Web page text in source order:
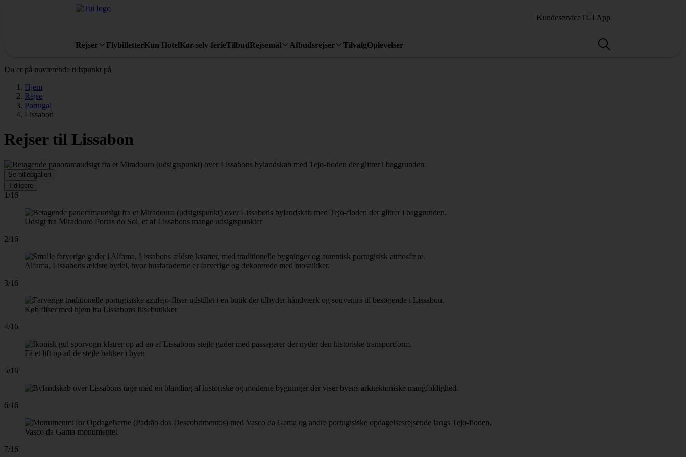
KundeserviceTUI App
Rejser FlybilletterKun HotelKør-selv-ferieTilbudRejsemål Afbudsrejser TilvalgOplevelser
Du er på nuværende tidspunkt på
Hjem
Rejse
Portugal
Lissabon
Rejser til Lissabon
Se billedgalleri
Tidligere
1/16
Udsigt fra Miradouro Portas do Sol, et af Lissabons mange udsigtspunkter
2/16
Alfama, Lissabons ældste bydel, hvor husfacaderne er farverige og dekorerede med mosaikker.
3/16
Køb fliser med hjem fra Lissabons flisebutikker
4/16
Få et lift op ad de stejle bakker i byen
5/16
6/16
Vasco da Gama-monumentet
7/16